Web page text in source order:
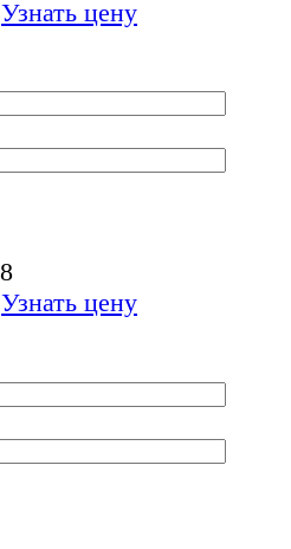
Узнать цену
Узнать цену